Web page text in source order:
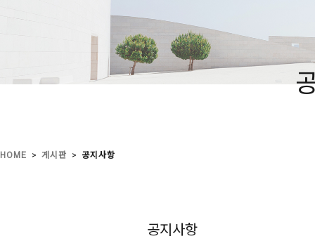
HOME > 게시판 > 공지사항
공지사항